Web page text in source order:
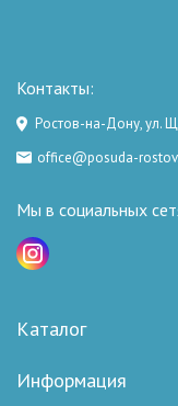
Контакты:
Ростов-на-Дону, ул.
office@posuda-
Мы в социальных
Каталог
Информация